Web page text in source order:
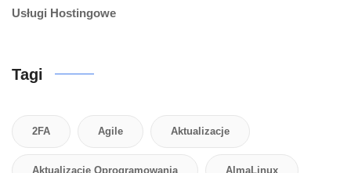
Usługi Hostingowe
Tagi
2FA Agile Aktualizacje
Aktualizacje Oprogramowania AlmaLinux